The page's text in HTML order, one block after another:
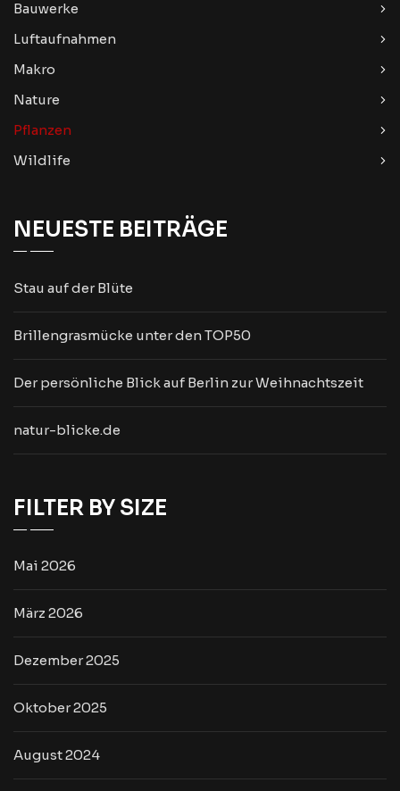
Bauwerke
Luftaufnahmen
Makro
Nature
Pflanzen
Wildlife
NEUESTE BEITRÄGE
Stau auf der Blüte
Brillengrasmücke unter den TOP50
Der persönliche Blick auf Berlin zur Weihnachtszeit
natur-blicke.de
FILTER BY SIZE
Mai 2026
März 2026
Dezember 2025
Oktober 2025
August 2024